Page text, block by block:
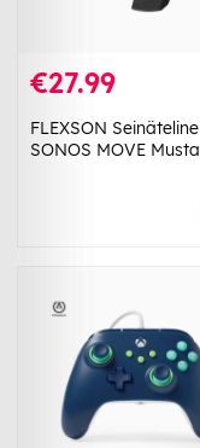
€27.99
FLEXSON Seinäteline
SONOS MOVE Musta